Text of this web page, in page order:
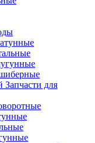
Запчасти для